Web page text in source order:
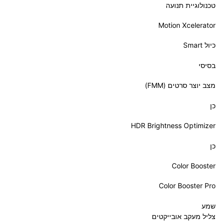
טכנולוגיית תנועה
Motion Xcelerator
כיול Smart
בסיסי
מצב יוצר סרטים (FMM)
כן
HDR Brightness Optimizer
כן
Color Booster
Color Booster Pro
שמע
צליל מעקב אובייקטים